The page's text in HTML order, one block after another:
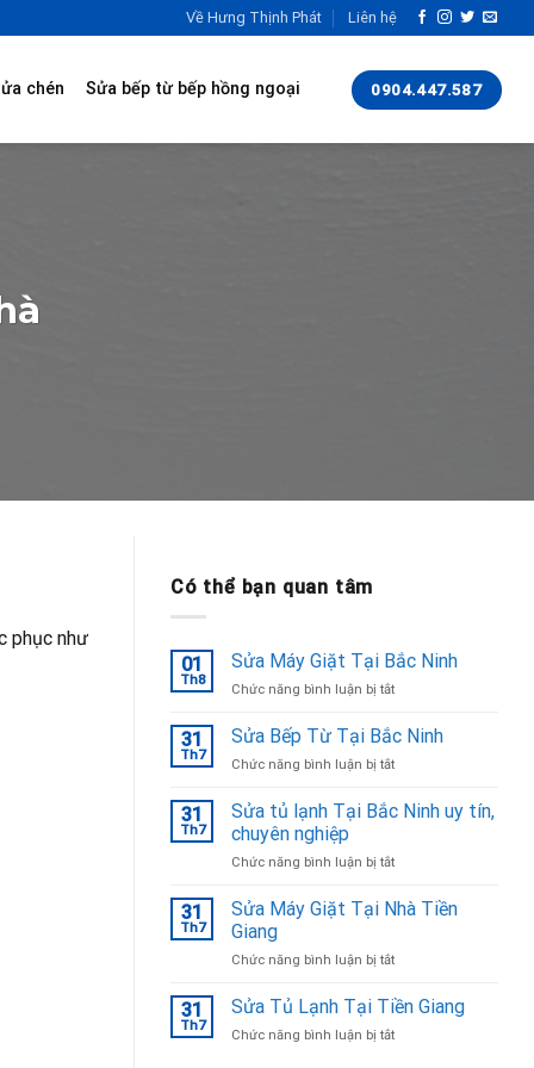
Về Hưng Thịnh Phát Liên hệ
chén Sửa bếp từ bếp hồng ngoại 0904.447.587
phục như
Có thể bạn quan tâm
01
Th8
Sửa Máy Giặt Tại Bắc Ninh
Chức năng bình luận bị tắtở
Máy
Tại
Ninh
31
Th7
Sửa Bếp Từ Tại Bắc Ninh
Chức năng bình luận bị tắtở
Bếp
Bắc
31
Th7
Sửa tủ lạnh Tại Bắc Ninh uy tín,
chuyên nghiệp
Chức năng bình luận bị tắtở
tủ
Bắc
uy
chuyên
31
Th7
Sửa Máy Giặt Tại Nhà Tiền
Giang
Chức năng bình luận bị tắtở
Máy
Giặt
Tại
31
Th7
Sửa Tủ Lạnh Tại Tiền Giang
Chức năng bình luận bị tắtở